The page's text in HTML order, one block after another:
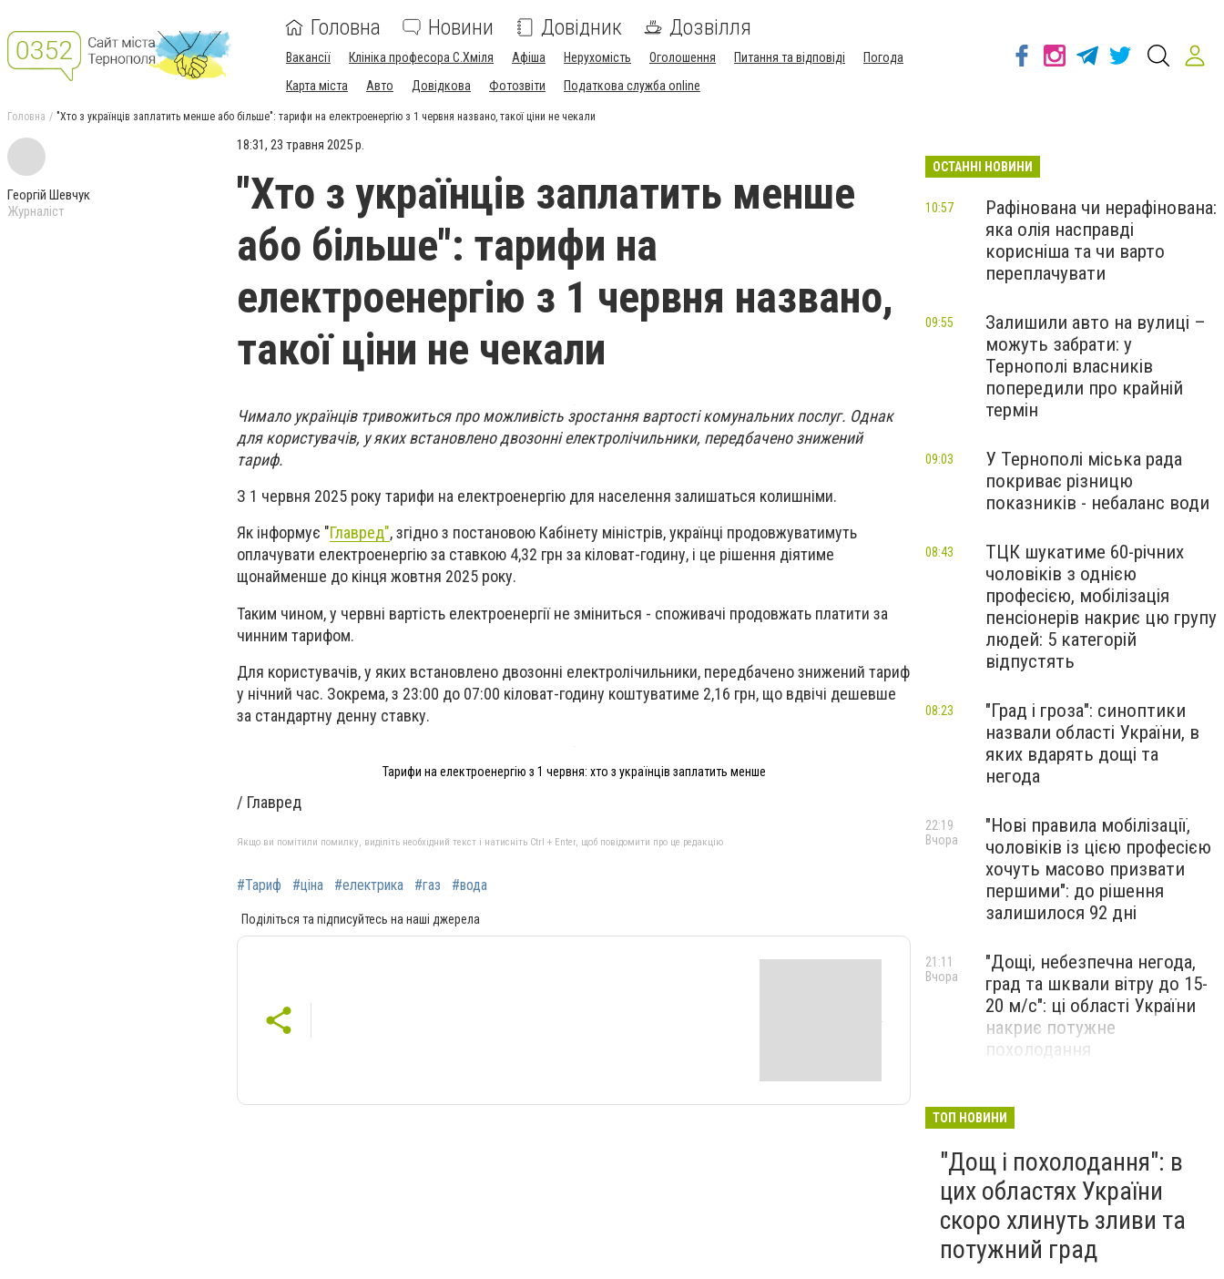
Головна Новини Довідник Дозвілля
Вакансії Клініка професора С.Хміля Афіша Нерухомість Оголошення Питання та відповіді
Погода
Карта міста
Авто Довідкова Фотозвіти Податкова служба online
Головна "Хто з українців заплатить менше або більше": тарифи на електроенергію з 1 червня названо, такої ціни не чекали
Георгій Шевчук
Журналіст
18:31, 23 травня 2025 р.
"Хто з українців заплатить менше
або більше": тарифи на
електроенергію з 1 червня названо,
такої ціни не чекали
Чимало українців тривожиться про можливість зростання вартості комунальних послуг. Однак
для користувачів, у яких встановлено двозонні електролічильники, передбачено знижений
тариф.
З 1 червня 2025 року тарифи на електроенергію для населення залишаться колишніми.
Як інформує "Главред", згідно з постановою Кабінету міністрів, українці продовжуватимуть
оплачувати електроенергію за ставкою 4,32 грн за кіловат-годину, і це рішення діятиме
щонайменше до кінця жовтня 2025 року.
Таким чином, у червні вартість електроенергії не зміниться - споживачі продовжать платити за
чинним тарифом.
Для користувачів, у яких встановлено двозонні електролічильники, передбачено знижений тариф
у нічний час. Зокрема, з 23:00 до 07:00 кіловат-годину коштуватиме 2,16 грн, що вдвічі дешевше
за стандартну денну ставку.
Тарифи на електроенергію з 1 червня: хто з українців заплатить менше
/ Главред
Якщо ви помітили помилку, виділіть необхідний текст і натисніть Ctrl + Enter, щоб повідомити про це редакцію
#Тариф #ціна #електрика #газ #вода
Поділіться та підписуйтесь на наші джерела
ОСТАННІ НОВИНИ
Рафінована чи нерафінована:
яка олія насправді
корисніша та чи варто
переплачувати
10:57
Залишили авто на вулиці –
можуть забрати: у
Тернополі власників
попередили про крайній
термін
09:55
У Тернополі міська рада
покриває різницю
показників - небаланс води
09:03
ТЦК шукатиме 60-річних
чоловіків з однією
професією, мобілізація
пенсіонерів накриє цю групу
людей: 5 категорій
відпустять
08:43
"Град і гроза": синоптики
назвали області України, в
яких вдарять дощі та
негода
08:23
"Нові правила мобілізації,
чоловіків із цією професією
хочуть масово призвати
першими": до рішення
залишилося 92 дні
22:19
Вчора
"Дощі, небезпечна негода,
град та шквали вітру до 15-
20 м/с": ці області України
накриє потужне
похолодання
21:11
Вчора
України": обірвалося життя
Володимира Дичка
Вчора
ТОП НОВИНИ
"Дощ і похолодання": в
цих областях України
скоро хлинуть зливи та
потужний град